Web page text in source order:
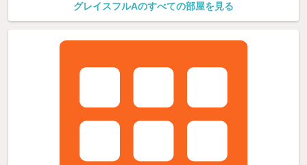
グレイスフルAのすべての部屋を見る